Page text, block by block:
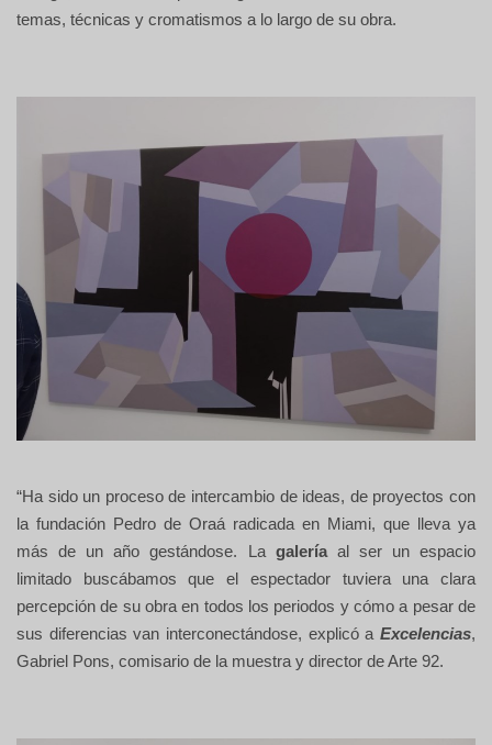
temas, técnicas y cromatismos a lo largo de su obra.
“Ha sido un proceso de intercambio de ideas, de proyectos con
la fundación Pedro de Oraá radicada en Miami, que lleva ya
más de un año gestándose. La galeríaal ser un espacio
limitado buscábamos que el espectador tuviera una clara
percepción de su obra en todos los periodos y cómo a pesar de
sus diferencias van interconectándose, explicó a Excelencias,
Gabriel Pons, comisario de la muestra y director de Arte 92.